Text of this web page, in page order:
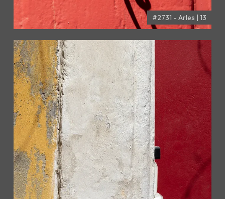
#2731 - Arles | 13